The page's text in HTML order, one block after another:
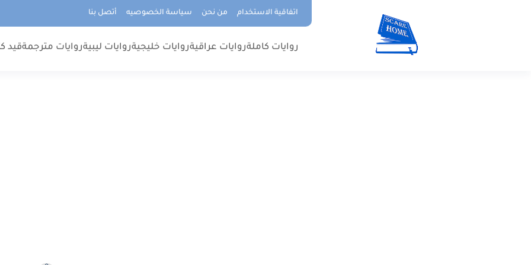
اتفاقية الاستخدام من نحن سياسة الخصوصيه أتصل بنا
روايات كاملةروايات عراقيةروايات خليجيةروايات ليبيةروايات مترجمةقيد